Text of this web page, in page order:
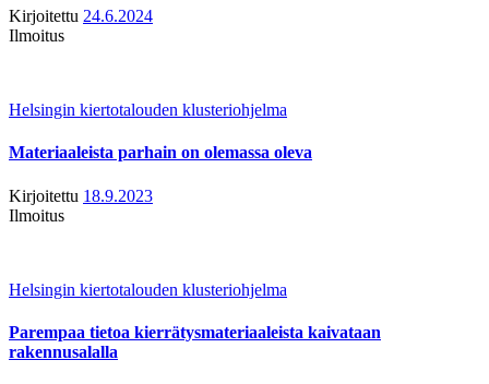
Kirjoitettu 24.6.2024
Ilmoitus
Helsingin kiertotalouden klusteriohjelma
Materiaaleista parhain on olemassa oleva
Kirjoitettu 18.9.2023
Ilmoitus
Helsingin kiertotalouden klusteriohjelma
Parempaa tietoa kierrätysmateriaaleista kaivataan
rakennusalalla